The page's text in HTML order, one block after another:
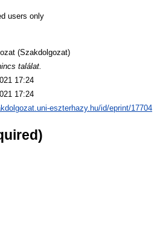
users only
(Szakdolgozat)
találat.
17:24
17:24
eszterhazy.hu/id/eprint/17704